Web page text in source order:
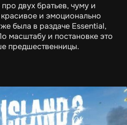
двух братьев, чуму и
и эмоционально
была в раздаче Essential,
масштабу и постановке это
предшественницы.